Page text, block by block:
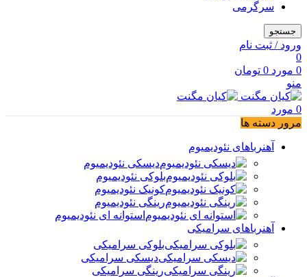
سرگرمی
جستجو
ورود / ثبت نام
0
0 مورد 0 تومان
منو
0 مورد
مرور دسته ها
آهنرباهای نئودیمیوم
دیسکی نئودیمیوم
بلوکی نئودیمیوم
کونیک نئودیمیوم
رینگی نئودیمیوم
استوانه ای نئودیمیوم
آهنرباهای سرامیکی
بلوکی سرامیکی
دیسکی سرامیکی
رینگی سرامیکی